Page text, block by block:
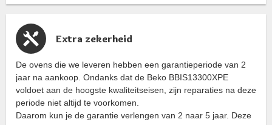
Extra zekerheid
De ovens die we leveren hebben een garantieperiode van 2
jaar na aankoop. Ondanks dat de Beko BBIS13300XPE
voldoet aan de hoogste kwaliteitseisen, zijn reparaties na deze
periode niet altijd te voorkomen.
Daarom kun je de garantie verlengen van 2 naar 5 jaar. Deze